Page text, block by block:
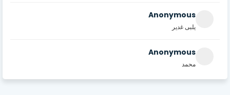
Anonymous
يلبى غدير
Anonymous
محمد